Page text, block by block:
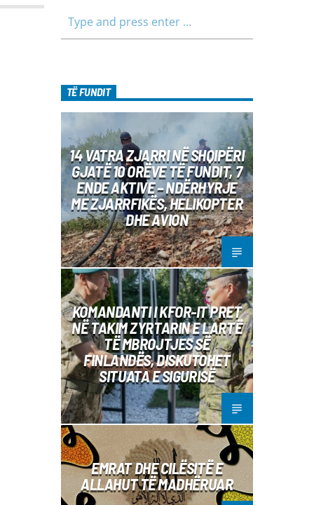
TË FUNDIT
14 VATRA ZJARRI NË SHQIPËRI
GJATË 10 ORËVE TË FUNDIT, 7
ENDE AKTIVE – NDËRHYRJE
ME ZJARRFIKËS, HELIKOPTER
DHE AVION
KOMANDANTI I KFOR-IT PRET
NË TAKIM ZYRTARIN E LARTË
TË MBROJTJES SË
FINLANDËS, DISKUTOHET
SITUATA E SIGURISË
EMRAT DHE CILËSITË E
ALLAHUT TË MADHËRUAR